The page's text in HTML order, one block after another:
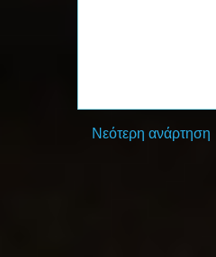
Νεότερη ανάρτηση